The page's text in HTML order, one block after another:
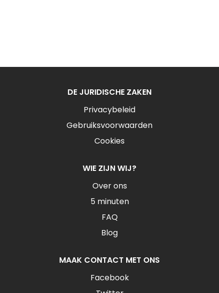
DE JURIDISCHE ZAKEN
Privacybeleid
Gebruiksvoorwaarden
Cookies
WIE ZIJN WIJ?
Over ons
5 minuten
FAQ
Blog
MAAK CONTACT MET ONS
Facebook